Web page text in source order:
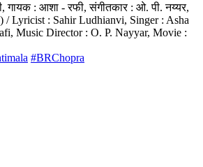
गायक : आशा - रफी, संगीतकार : ओ. पी. नय्यर,
/ Lyricist : Sahir Ludhianvi, Singer : Asha
Music Director : O. P. Nayyar, Movie :
#BRChopra